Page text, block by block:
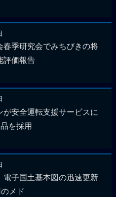
春季研究会でみちびきの将
評価報告
が安全運転支援サービスに
を採用
電子国土基本図の迅速更新
メド